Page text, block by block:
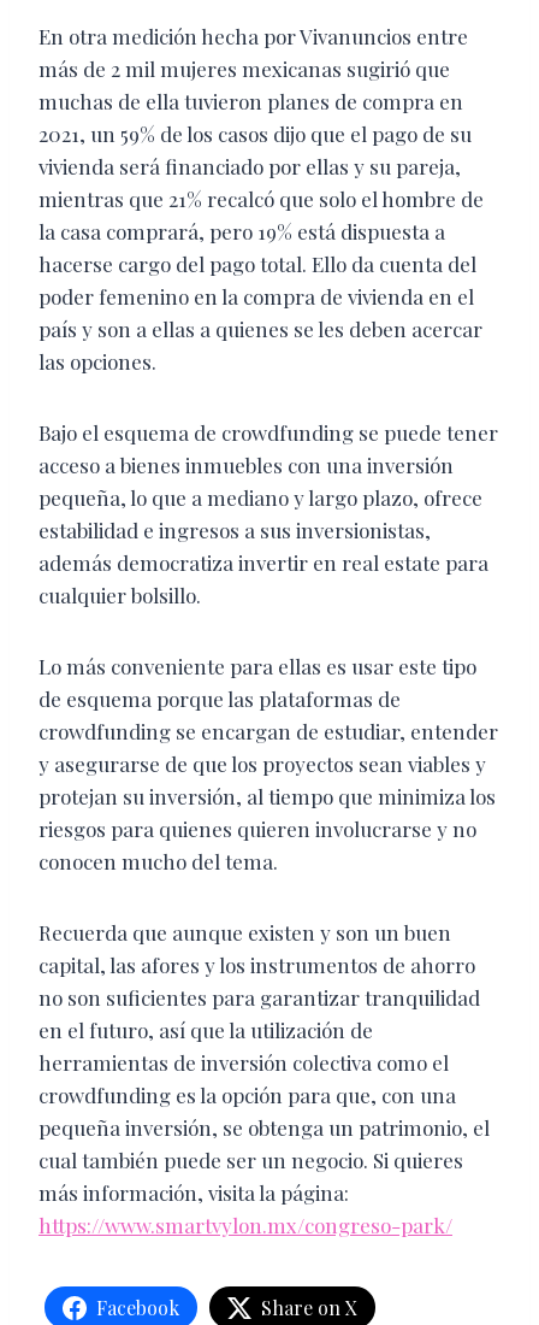
En otra medición hecha por Vivanuncios entre
más de 2 mil mujeres mexicanas sugirió que
muchas de ella tuvieron planes de compra en
2021, un 59% de los casos dijo que el pago de su
vivienda será financiado por ellas y su pareja,
mientras que 21% recalcó que solo el hombre de
la casa comprará, pero 19% está dispuesta a
hacerse cargo del pago total. Ello da cuenta del
poder femenino en la compra de vivienda en el
país y son a ellas a quienes se les deben acercar
las opciones.
Bajo el esquema de crowdfunding se puede tener
acceso a bienes inmuebles con una inversión
pequeña, lo que a mediano y largo plazo, ofrece
estabilidad e ingresos a sus inversionistas,
además democratiza invertir en real estate para
cualquier bolsillo.
Lo más conveniente para ellas es usar este tipo
de esquema porque las plataformas de
crowdfunding se encargan de estudiar, entender
y asegurarse de que los proyectos sean viables y
protejan su inversión, al tiempo que minimiza los
riesgos para quienes quieren involucrarse y no
conocen mucho del tema.
Recuerda que aunque existen y son un buen
capital, las afores y los instrumentos de ahorro
no son suficientes para garantizar tranquilidad
en el futuro, así que la utilización de
herramientas de inversión colectiva como el
crowdfunding es la opción para que, con una
pequeña inversión, se obtenga un patrimonio, el
cual también puede ser un negocio. Si quieres
más información, visita la página:
https://www.smartvylon.mx/congreso-park/
Facebook Share on X